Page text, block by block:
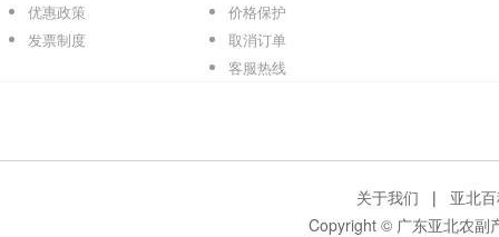
优惠政策
发票制度
价格保护
取消订单
客服热线
关于我们 | 亚北
Copyright © 广东亚北农副